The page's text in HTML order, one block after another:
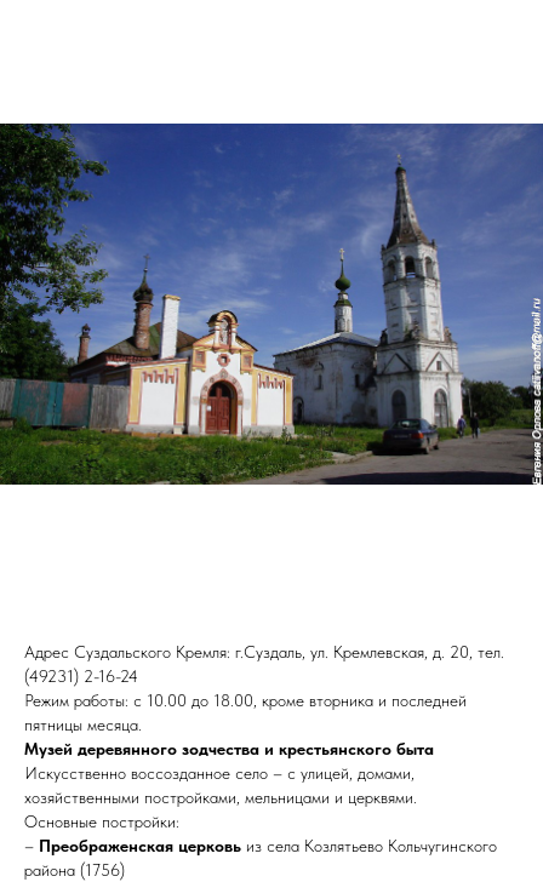
Адрес Суздальского Кремля: г.Суздаль, ул. Кремлевская, д. 20, тел.
(49231) 2-16-24
Режим работы: с 10.00 до 18.00, кроме вторника и последней
пятницы месяца.
Музей деревянного зодчества и крестьянского быта
Искусственно воссозданное село – с улицей, домами,
хозяйственными постройками, мельницами и церквями.
Основные постройки:
– Преображенская церковь из села Козлятьево Кольчугинского
района (1756)